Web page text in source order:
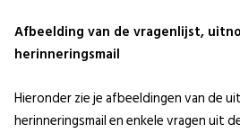
Afbeelding van de vragenlijst,
herinneringsmail
Hieronder zie je afbeeldingen van de
herinneringsmail en enkele vragen uit